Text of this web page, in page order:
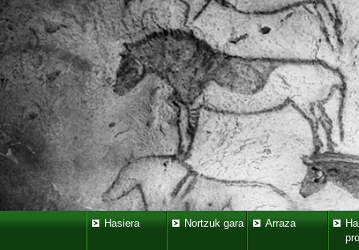
Hasiera Nortzuk gara Arraza